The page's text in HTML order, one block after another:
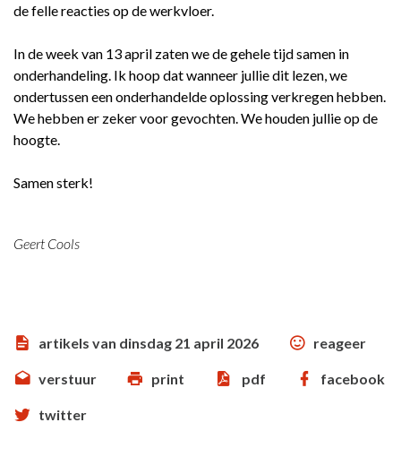
de felle reacties op de werkvloer.
In de week van 13 april zaten we de gehele tijd samen in
onderhandeling. Ik hoop dat wanneer jullie dit lezen, we
ondertussen een onderhandelde oplossing verkregen hebben.
We hebben er zeker voor gevochten. We houden jullie op de
hoogte.
Samen sterk!
Geert Cools
artikels van dinsdag 21 april 2026 reageer
verstuur print pdf facebook
twitter